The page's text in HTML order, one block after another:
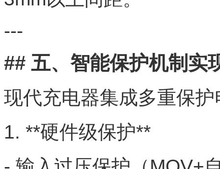
---
## 五、智能保护机制实
现代充电器集成多重保护
1. **硬件级保护**